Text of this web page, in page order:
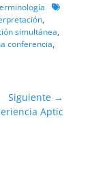
Etiquetas
,
simultánea,
conferencia,
Siguiente →
Aptic